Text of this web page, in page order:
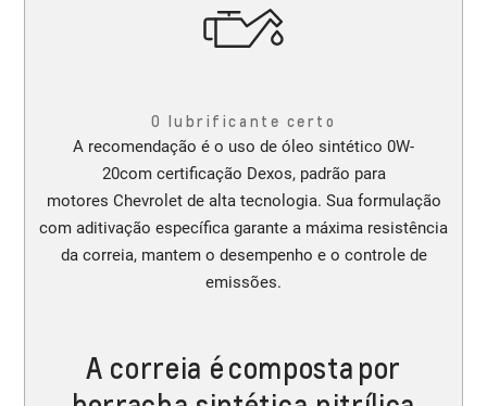
O lubrificante certo
A recomendação é o uso de óleo sintético 0W-
20com certificação Dexos, padrão para
motores Chevrolet de alta tecnologia. Sua formulação
com aditivação específica garante a máxima resistência
da correia, mantem o desempenho e o controle de
emissões.
A correia é composta por